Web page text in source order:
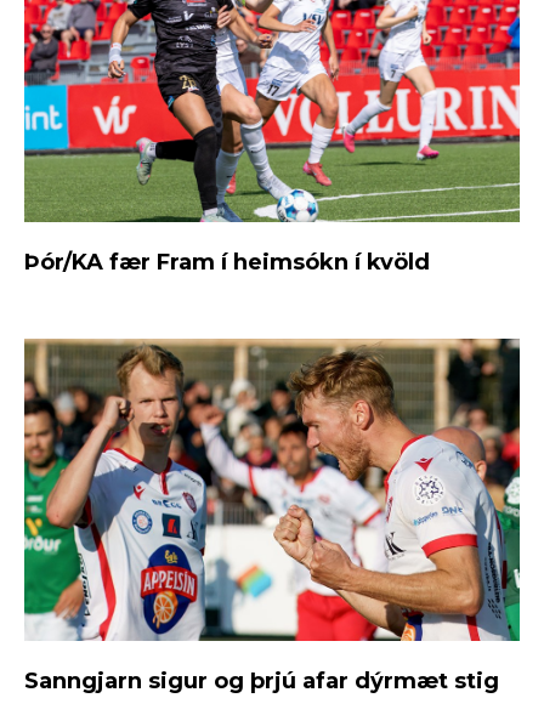
Þór/KA fær Fram í heimsókn í kvöld
Sanngjarn sigur og þrjú afar dýrmæt stig